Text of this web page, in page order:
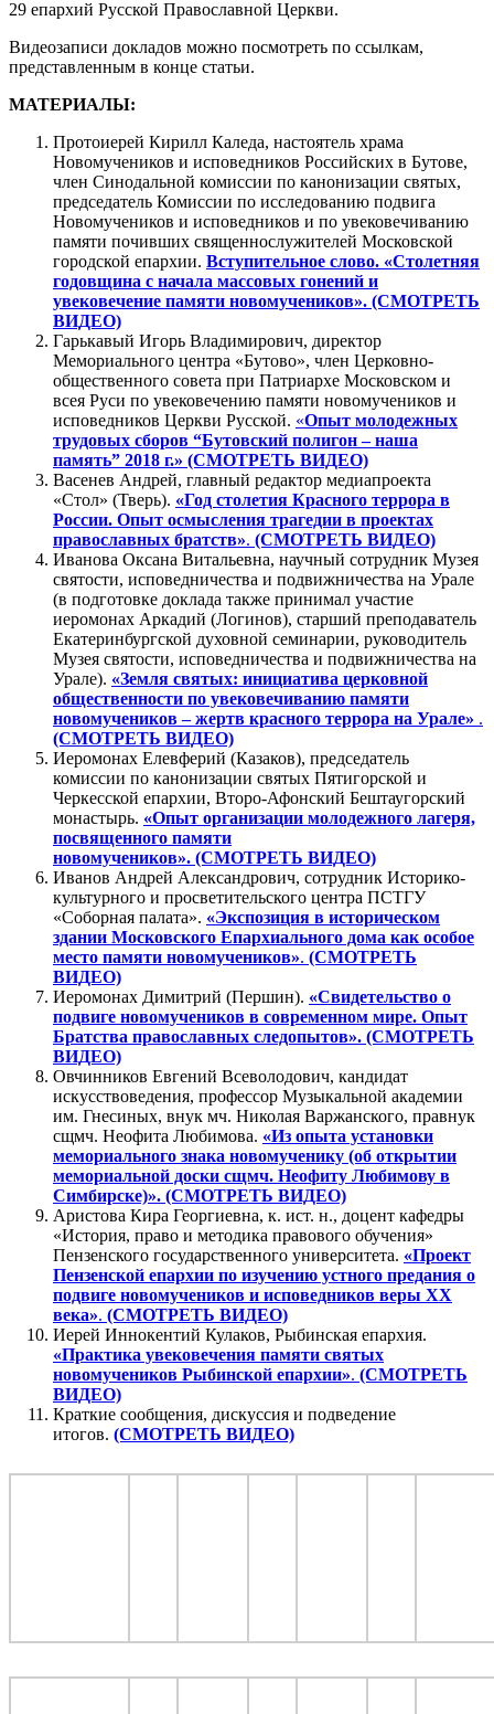
29 епархий Русской Православной Церкви.
Видеозаписи докладов можно посмотреть по ссылкам,
представленным в конце статьи.
МАТЕРИАЛЫ:
Протоиерей Кирилл Каледа, настоятель храма
Новомучеников и исповедников Российских в Бутове,
член Синодальной комиссии по канонизации святых,
председатель Комиссии по исследованию подвига
Новомучеников и исповедников и по увековечиванию
памяти почивших священнослужителей Московской
городской епархии. Вступительное слово. «Столетняя
годовщина с начала массовых гонений и
увековечение памяти новомучеников». (СМОТРЕТЬ
ВИДЕО)
Гарькавый Игорь Владимирович, директор
Мемориального центра «Бутово», член Церковно-
общественного совета при Патриархе Московском и
всея Руси по увековечению памяти новомучеников и
исповедников Церкви Русской. «Опыт молодежных
трудовых сборов “Бутовский полигон – наша
память” 2018 г.» (СМОТРЕТЬ ВИДЕО)
Васенев Андрей, главный редактор медиапроекта
«Стол» (Тверь). «Год столетия Красного террора в
России. Опыт осмысления трагедии в проектах
православных братств». (СМОТРЕТЬ ВИДЕО)
Иванова Оксана Витальевна, научный сотрудник Музея
святости, исповедничества и подвижничества на Урале
(в подготовке доклада также принимал участие
иеромонах Аркадий (Логинов), старший преподаватель
Екатеринбургской духовной семинарии, руководитель
Музея святости, исповедничества и подвижничества на
Урале). «Земля святых: инициатива церковной
общественности по увековечиванию памяти
новомучеников – жертв красного террора на Урале» .
(СМОТРЕТЬ ВИДЕО)
Иеромонах Елевферий (Казаков), председатель
комиссии по канонизации святых Пятигорской и
Черкесской епархии, Второ-Афонский Бештаугорский
монастырь. «Опыт организации молодежного лагеря,
посвященного памяти
новомучеников». (СМОТРЕТЬ ВИДЕО)
Иванов Андрей Александрович, сотрудник Историко-
культурного и просветительского центра ПСТГУ
«Соборная палата». «Экспозиция в историческом
здании Московского Епархиального дома как особое
место памяти новомучеников». (СМОТРЕТЬ
ВИДЕО)
Иеромонах Димитрий (Першин). «Свидетельство о
подвиге новомучеников в современном мире. Опыт
Братства православных следопытов». (СМОТРЕТЬ
ВИДЕО)
Овчинников Евгений Всеволодович, кандидат
искусствоведения, профессор Музыкальной академии
им. Гнесиных, внук мч. Николая Варжанского, правнук
сщмч. Неофита Любимова. «Из опыта установки
мемориального знака новомученику (об открытии
мемориальной доски сщмч. Неофиту Любимову в
Симбирске)». (СМОТРЕТЬ ВИДЕО)
Аристова Кира Георгиевна, к. ист. н., доцент кафедры
«История, право и методика правового обучения»
Пензенского государственного университета. «Проект
Пензенской епархии по изучению устного предания о
подвиге новомучеников и исповедников веры XX
века». (СМОТРЕТЬ ВИДЕО)
Иерей Иннокентий Кулаков, Рыбинская епархия.
«Практика увековечения памяти святых
новомучеников Рыбинской епархии». (СМОТРЕТЬ
ВИДЕО)
Краткие сообщения, дискуссия и подведение
итогов. (СМОТРЕТЬ ВИДЕО)